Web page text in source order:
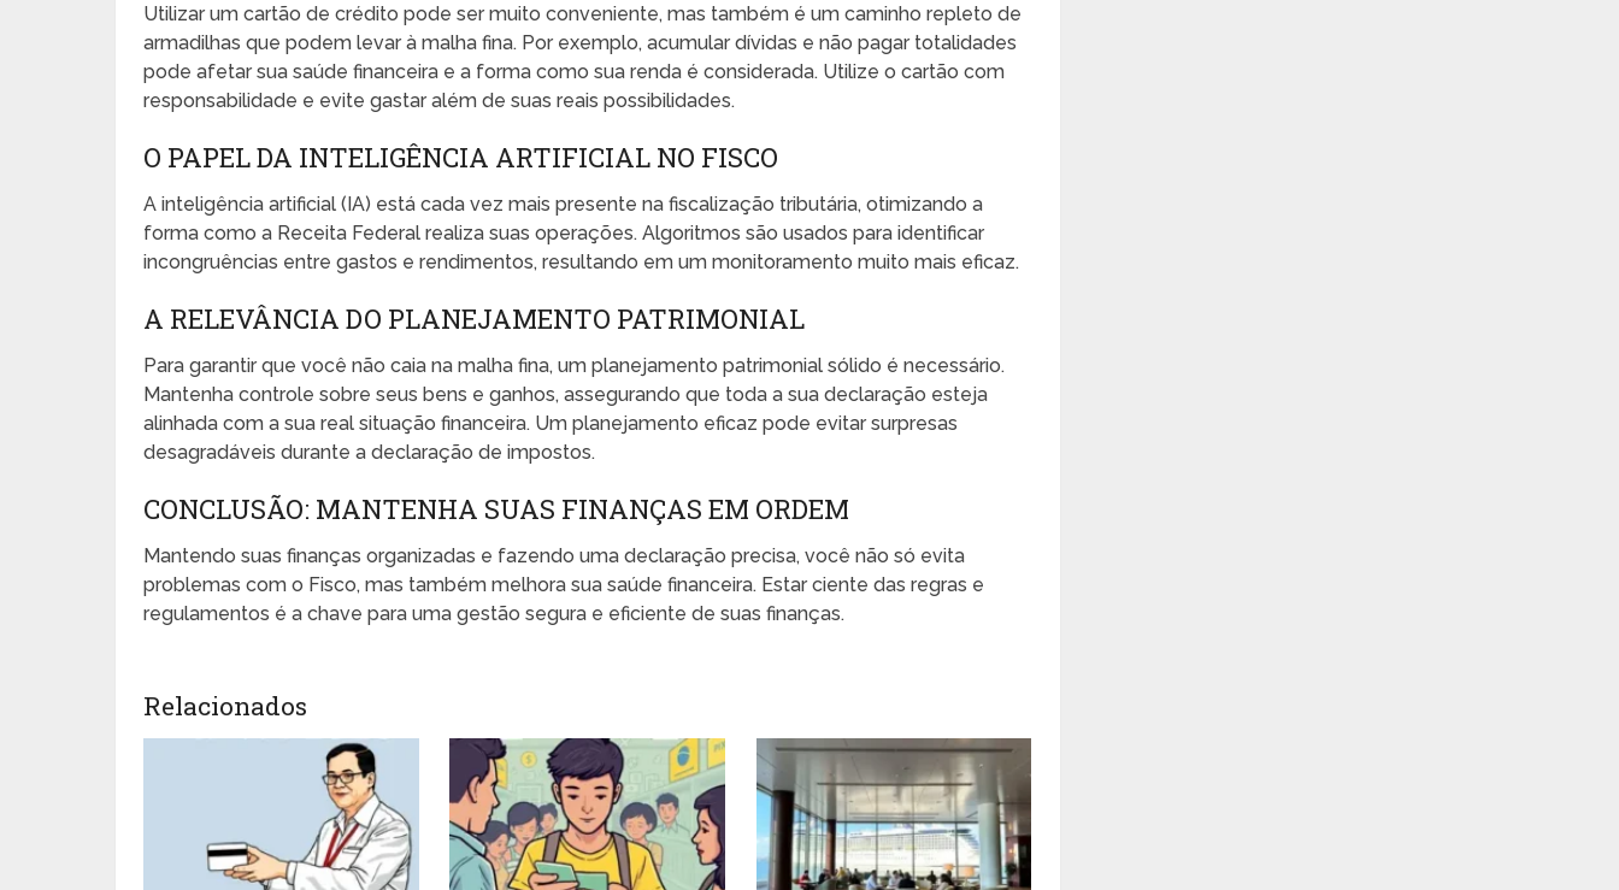
Utilizar um cartão de crédito pode ser muito conveniente, mas também é um caminho repleto de
armadilhas que podem levar à malha fina. Por exemplo, acumular dívidas e não pagar totalidades
pode afetar sua saúde financeira e a forma como sua renda é considerada. Utilize o cartão com
responsabilidade e evite gastar além de suas reais possibilidades.
O PAPEL DA INTELIGÊNCIA ARTIFICIAL NO FISCO
A inteligência artificial (IA) está cada vez mais presente na fiscalização tributária, otimizando a
forma como a Receita Federal realiza suas operações. Algoritmos são usados para identificar
incongruências entre gastos e rendimentos, resultando em um monitoramento muito mais eficaz.
A RELEVÂNCIA DO PLANEJAMENTO PATRIMONIAL
Para garantir que você não caia na malha fina, um planejamento patrimonial sólido é necessário.
Mantenha controle sobre seus bens e ganhos, assegurando que toda a sua declaração esteja
alinhada com a sua real situação financeira. Um planejamento eficaz pode evitar surpresas
desagradáveis durante a declaração de impostos.
CONCLUSÃO: MANTENHA SUAS FINANÇAS EM ORDEM
Mantendo suas finanças organizadas e fazendo uma declaração precisa, você não só evita
problemas com o Fisco, mas também melhora sua saúde financeira. Estar ciente das regras e
regulamentos é a chave para uma gestão segura e eficiente de suas finanças.
Relacionados